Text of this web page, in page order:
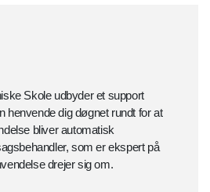
Skole udbyder et support
henvende dig døgnet rundt for at
bliver automatisk
som er ekspert på
drejer sig om.